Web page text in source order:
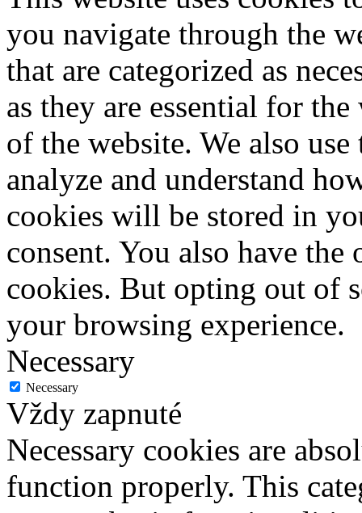
you navigate through the
that are categorized as
as they are essential for
of the website. We also
analyze and understand
cookies will be stored in
consent. You also have
cookies. But opting out of
your browsing experience.
Necessary
Necessary
Vždy zapnuté
Necessary cookies are
function properly. This